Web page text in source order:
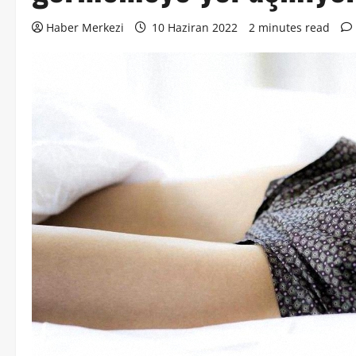
Haber Merkezi 10 Haziran 2022 2 minutes read